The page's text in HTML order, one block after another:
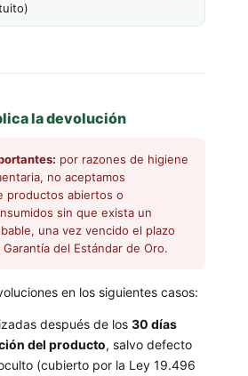
la devolución
por razones de higiene
no aceptamos
productos abiertos o
sin que exista un
una vez vencido el plazo
del Estándar de Oro.
en los siguientes casos:
después de los 30 días
del producto, salvo defecto
(cubierto por la Ley 19.496